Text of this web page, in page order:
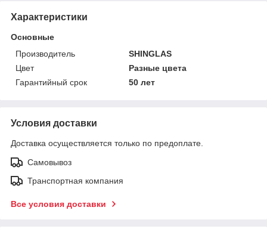
Характеристики
Основные
Производитель
SHINGLAS
Цвет
Разные цвета
Гарантийный срок
50 лет
Условия доставки
Доставка осуществляется только по предоплате.
Самовывоз
Транспортная компания
Все условия доставки